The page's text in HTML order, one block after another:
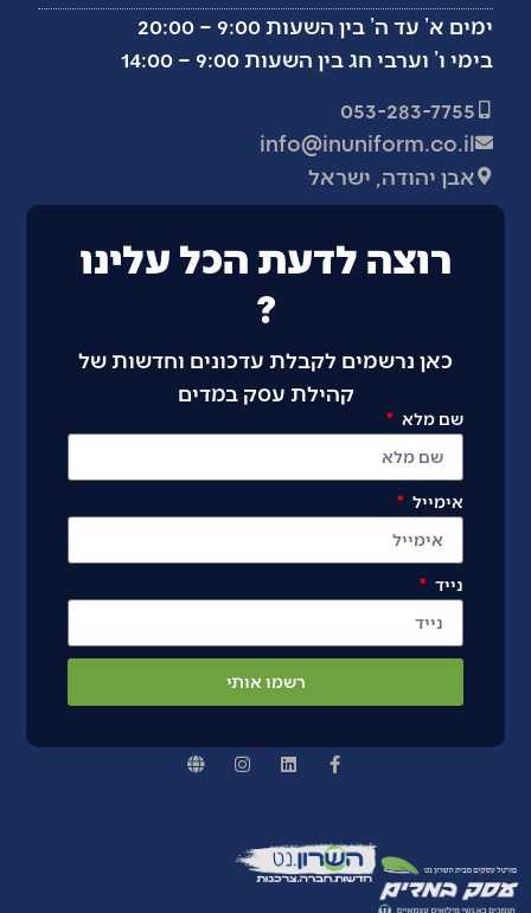
ימים א’ עד ה’ בין השעות 9:00 – 20:00
בימי ו’ וערבי חג בין השעות 9:00 – 14:00
053-283-7755
info@inuniform.co.il
אבן יהודה, ישראל
רוצה לדעת הכל עלינו
?
כאן נרשמים לקבלת עדכונים וחדשות של
קהילת עסק במדים
שם מלא
אימייל
נייד
רשמו אותי